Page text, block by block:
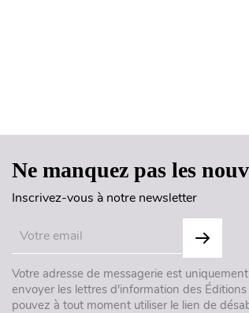
Ne manquez pas les
Inscrivez-vous à notre newsletter
Votre adresse de messagerie est
envoyer les lettres d'information des Éditions
pouvez à tout moment utiliser le lien de